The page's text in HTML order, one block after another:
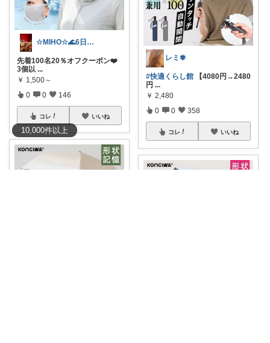
10,000件以上
☆MIHO☆🌊6日感謝🍀
先着100名20％オフクーポン❤️
3個以 ...
￥ 1,500～
0 0 146
コレ いいね
レミ✾
#快適くらし館 【4080円→2480
円 ...
￥ 2,480
0 0 358
コレ いいね